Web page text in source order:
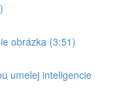
obrázka (3:51)
umelej inteligencie